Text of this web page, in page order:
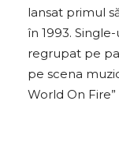
lansat primul
în 1993.
regrupat pe
pe scena
World On